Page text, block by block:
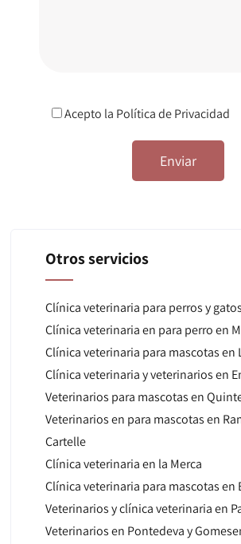
Acepto la Política de Privacidad
Otros servicios
Clínica veterinaria para perros y
Clínica veterinaria en para perro en
Clínica veterinaria para mascotas en
Clínica veterinaria y veterinarios en
Veterinarios para mascotas en
Veterinarios en para mascotas en
Cartelle
Clínica veterinaria en la Merca
Clínica veterinaria para mascotas en
Veterinarios y clínica veterinaria en
Veterinarios en Pontedeva y